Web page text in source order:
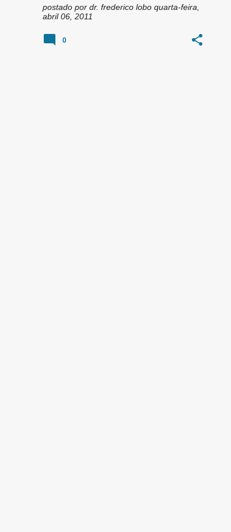
postado por dr. frederico lobo quarta-feira,
abril 06, 2011
0